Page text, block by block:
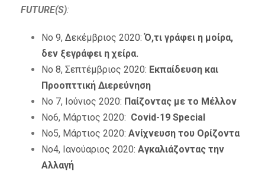
FUTURE(S):
Νο 9, Δεκέμβριος 2020:Ό,τι γράφει η μοίρα,
δεν ξεγράφει η χείρα.
No 8, Σεπτέμβριος 2020: Εκπαίδευση και
Προοπττική Διερεύνηση
No 7, Ιούνιος 2020: Παίζοντας με το Μέλλον
Νο6, Μάρτιος 2020: Covid-19 Special
No5, Μάρτιος 2020: Ανίχνευση του Ορίζοντα
No4, Ιανούαριος 2020: Αγκαλιάζοντας την
Αλλαγή